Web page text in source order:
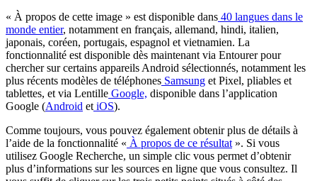
« À propos de cette image » est disponible dans 40 langues dans le
monde entier, notamment en français, allemand, hindi, italien,
japonais, coréen, portugais, espagnol et vietnamien. La
fonctionnalité est disponible dès maintenant via Entourer pour
chercher sur certains appareils Android sélectionnés, notamment les
plus récents modèles de téléphones Samsung et Pixel, pliables et
tablettes, et via Lentille Google, disponible dans l’application
Google (Android etiOS).
Comme toujours, vous pouvez également obtenir plus de détails à
l’aide de la fonctionnalité « À propos de ce résultat». Si vous
utilisez Google Recherche, un simple clic vous permet d’obtenir
plus d’informations sur les sources en ligne que vous consultez. Il